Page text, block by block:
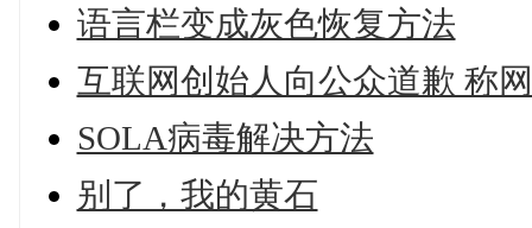
语言栏变成灰色恢复方法
互联网创始人向公众道歉 称
SOLA病毒解决方法
别了，我的黄石